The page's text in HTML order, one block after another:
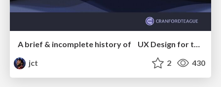
A brief & incomplete history of UX Design for the World Wide Web: 1989–2019
jct
2 430